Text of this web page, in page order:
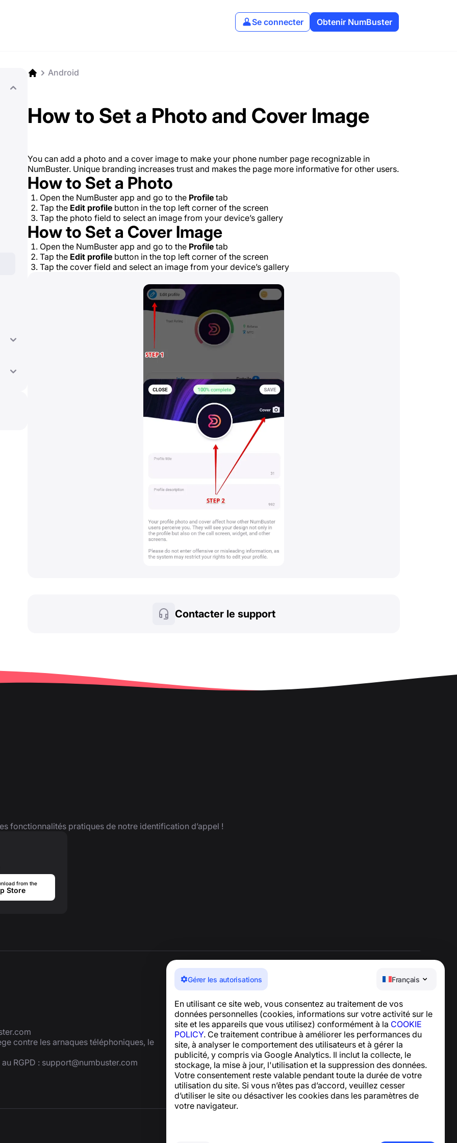
Se connecter Obtenir NumBuster
Gérer les autorisations Français
En utilisant ce site web, vous consentez au traitement de vos
données personnelles (cookies, informations sur votre activité sur le
site et les appareils que vous utilisez) conformément à la COOKIE
POLICY. Ce traitement contribue à améliorer les performances du
site, à analyser le comportement des utilisateurs et à gérer la
publicité, y compris via Google Analytics. Il inclut la collecte, le
stockage, la mise à jour, l'utilisation et la suppression des données.
Votre consentement reste valable pendant toute la durée de votre
utilisation du site. Si vous n’êtes pas d’accord, veuillez cesser
d’utiliser le site ou désactiver les cookies dans les paramètres de
votre navigateur.
Android
How to Set a Photo and Cover Image
You can add a photo and a cover image to make your phone number page recognizable in
NumBuster. Unique branding increases trust and makes the page more informative for other users.
How to Set a Photo
Open the NumBuster app and go to the Profile tab
Tap the Edit profile button in the top left corner of the screen
Tap the photo field to select an image from your device’s gallery
How to Set a Cover Image
Open the NumBuster app and go to the Profile tab
Tap the Edit profile button in the top left corner of the screen
Tap the cover field and select an image from your device’s gallery
Contacter le support
fonctionnalités pratiques de notre identification d’appel !
from the
Store
contre les arnaques téléphoniques, le
RGPD : support@numbuster.com
Actualités et articles
À propos du projet
Contacts